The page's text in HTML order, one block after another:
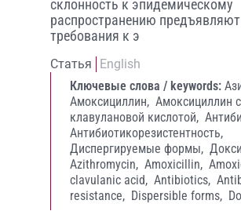
склонность к эпидемическому
распространению
требования к э
Статья
English
Ключевые слова / keywords:
Амоксициллин, Амоксициллин с
клавулановой кислотой,
Антибиотикорезистентность,
Диспергируемые формы,
Azithromycin, Amoxicillin,
clavulanic acid, Antibiotics,
resistance, Dispersible forms,